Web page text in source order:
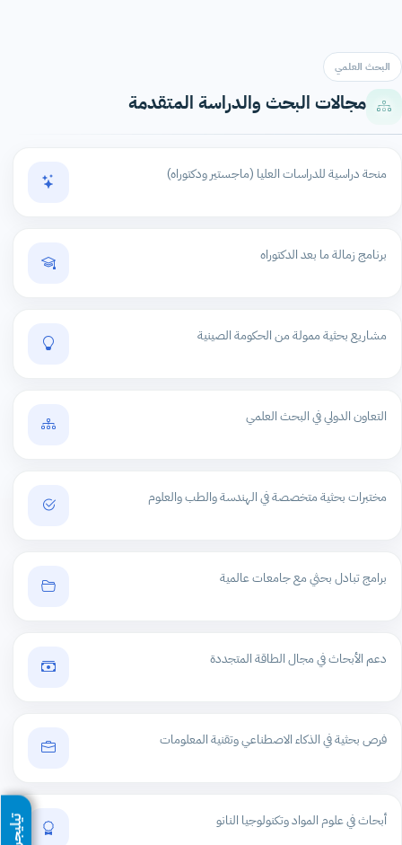
البحث العلمي
مجالات البحث والدراسة المتقدمة
منحة دراسية للدراسات العليا (ماجستير ودكتوراه)
برنامج زمالة ما بعد الدكتوراه
مشاريع بحثية ممولة من الحكومة الصينية
التعاون الدولي في البحث العلمي
مختبرات بحثية متخصصة في الهندسة والطب والعلوم
برامج تبادل بحثي مع جامعات عالمية
دعم الأبحاث في مجال الطاقة المتجددة
فرص بحثية في الذكاء الاصطناعي وتقنية المعلومات
أبحاث في علوم المواد وتكنولوجيا النانو